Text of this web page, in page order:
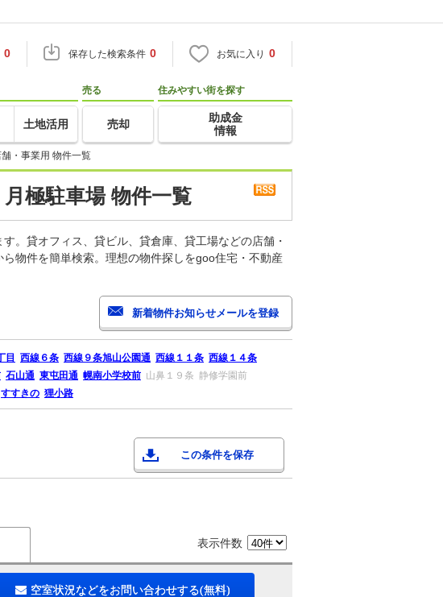
0 保存した検索条件 0 お気に入り 0
土地活用
売る
売却
住みやすい街を探す
助成金
情報
・事業用 物件一覧
極駐車場 物件一覧
。貸オフィス、貸ビル、貸倉庫、貸工場などの店舗・
物件を簡単検索。理想の物件探しをgoo住宅・不動産
目 西線６条 西線９条旭山公園通 西線１１条 西線１４条
石山通 東屯田通 幌南小学校前 山鼻１９条 静修学園前
すすきの 狸小路
この条件を保存
表示件数
空室状況などをお問い合わせする(無料)